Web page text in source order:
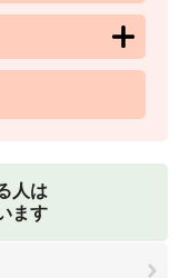
人は
ます